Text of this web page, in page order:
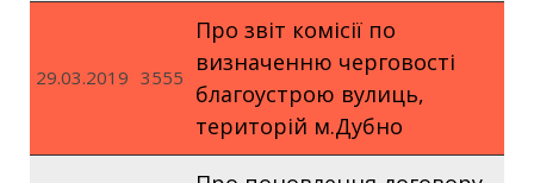
29.03.2019 3555
Про звіт комісії по
визначенню черговості
благоустрою вулиць,
територій м.Дубно